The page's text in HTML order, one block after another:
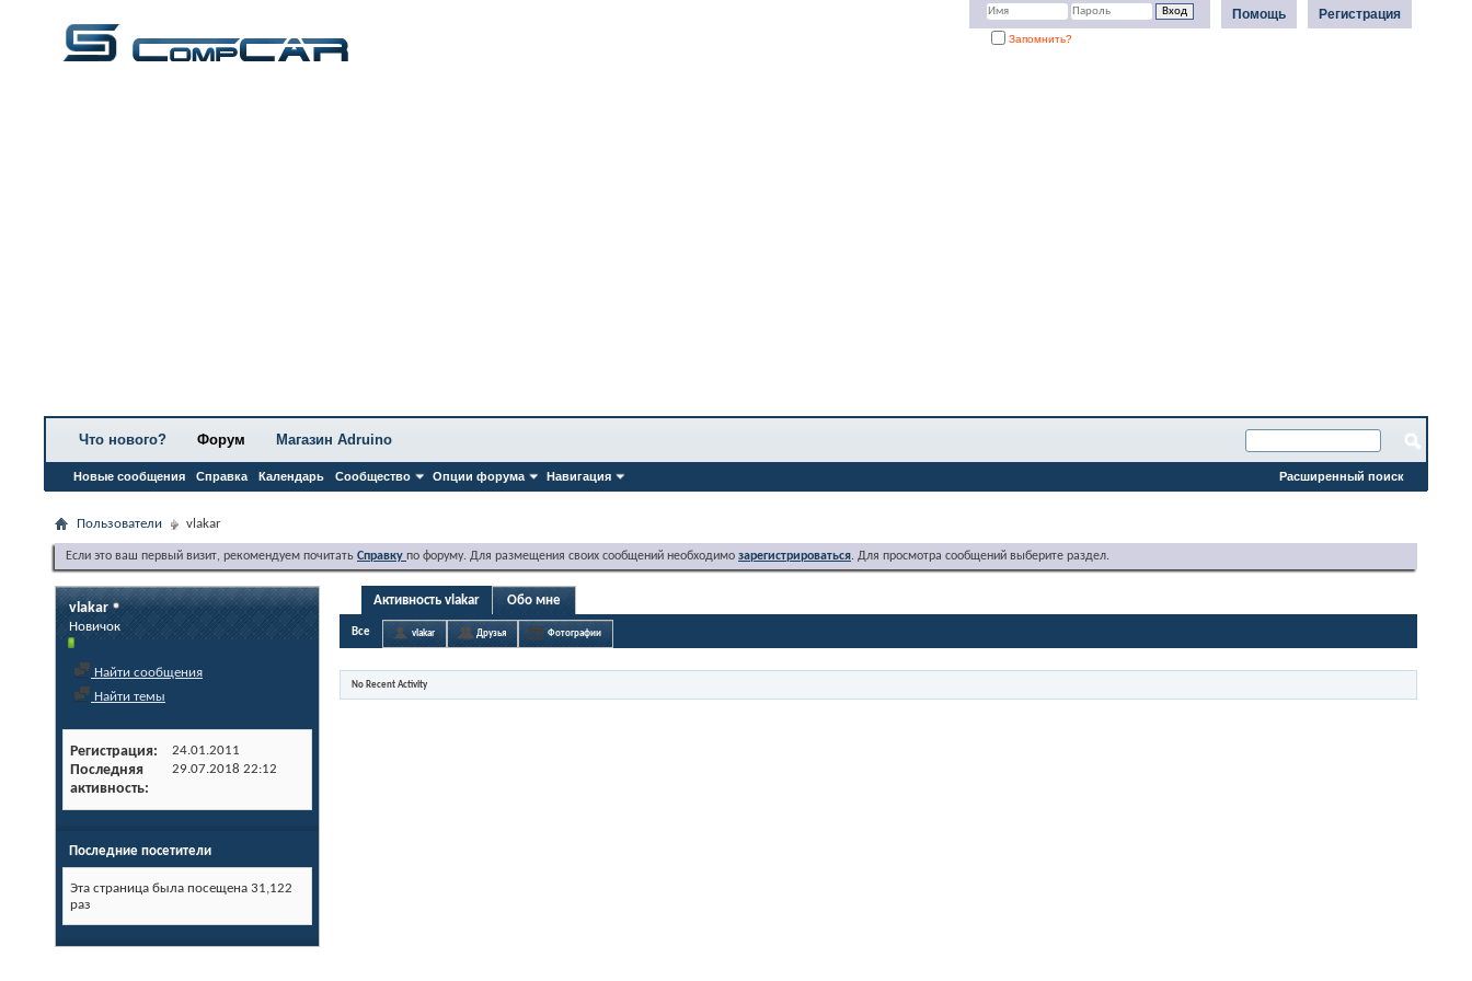
Регистрация
Помощь
Запомнить?
Что нового? Форум
Новые сообщения Справка Календарь Сообщество Опции форума Навигация
Магазин Adruino
Расширенный поиск
Пользователи vlakar
Если это ваш первый визит, рекомендуем почитать Справку по форуму. Для размещения своих сообщений необходимо зарегистрироваться. Для просмотра сообщений выберите раздел.
vlakar
Новичок
Найти сообщения
Найти темы
Регистрация 24.01.2011
Последняя
активность
29.07.2018 22:12
Последние посетители
Эта страница была посещена 31,122
раз
Активность vlakar Обо мне
Все vlakar Друзья Фотографии
No Recent Activity